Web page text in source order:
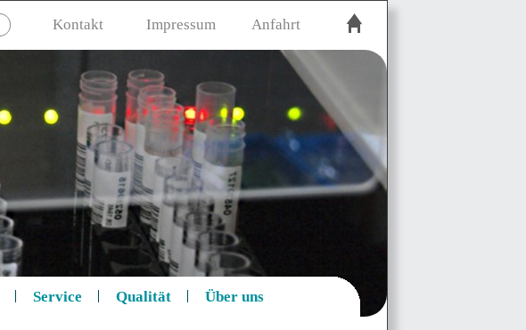
Kontakt Impressum Anfahrt
Service Qualität Über uns